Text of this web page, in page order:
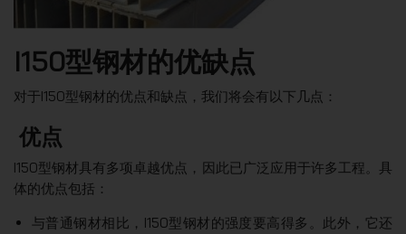
I150型钢材的优缺点
对于I150型钢材的优点和缺点，我们将会有以下几点：
优点
I150型钢材具有多项卓越优点，因此已广泛应用于许多工程。具
体的优点包括：
与普通钢材相比，I150型钢材的强度要高得多。此外，它还